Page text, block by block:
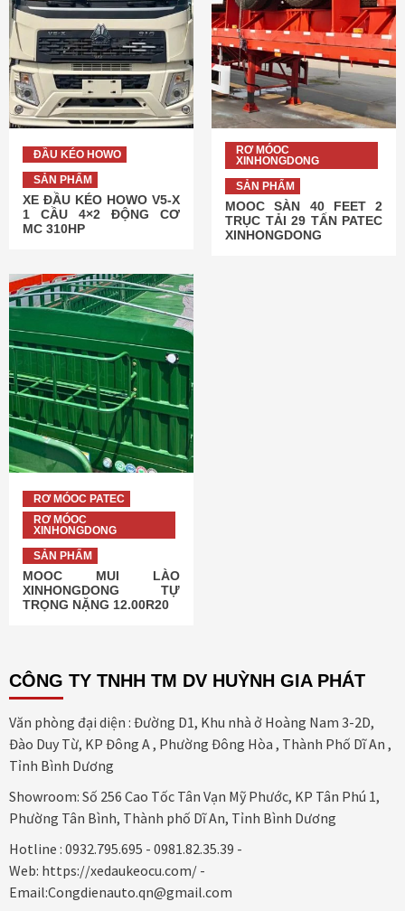
ĐẦU KÉO HOWO
SẢN PHẨM
XE ĐẦU KÉO HOWO V5-X
1 CẦU 4×2 ĐỘNG CƠ
MC 310HP
RƠ MÓOC
XINHONGDONG
SẢN PHẨM
MOOC SÀN 40 FEET 2
TRỤC TẢI 29 TẤN PATEC
XINHONGDONG
RƠ MÓOC PATEC
RƠ MÓOC
XINHONGDONG
SẢN PHẨM
MOOC MUI LÀO
XINHONGDONG TỰ
TRỌNG NẶNG 12.00R20
CÔNG TY TNHH TM DV HUỲNH GIA PHÁT
Văn phòng đại diện : Đường D1, Khu nhà ở Hoàng Nam 3-2D,
Đào Duy Từ, KP Đông A , Phường Đông Hòa , Thành Phố Dĩ An ,
Tỉnh Bình Dương
Showroom: Số 256 Cao Tốc Tân Vạn Mỹ Phước, KP Tân Phú 1,
Phường Tân Bình, Thành phố Dĩ An, Tỉnh Bình Dương
Hotline : 0932.795.695 - 0981.82.35.39 -
Web: https://xedaukeocu.com/ -
Email:Congdienauto.qn@gmail.com